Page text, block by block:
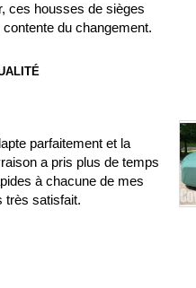
ces housses de sièges
du changement.
parfaitement et la
a pris plus de temps
à chacune de mes
très satisfait.